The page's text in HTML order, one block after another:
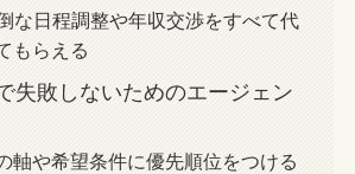
な日程調整や年収交渉をすべて代
もらえる
失敗しないためのエージェン
軸や希望条件に優先順位をつける